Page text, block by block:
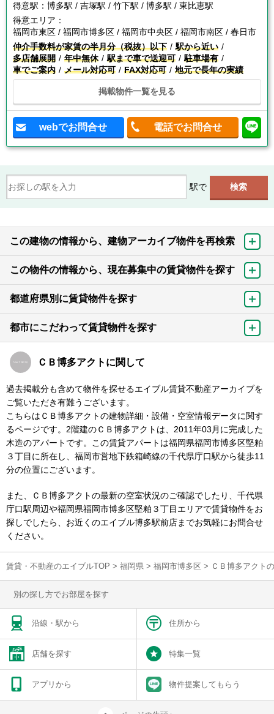
得意駅： 博多駅 / 吉塚駅 / 竹下駅 / 博多駅 / 東比恵駅
得意エリア：
福岡市東区 / 福岡市博多区 / 福岡市中央区 / 福岡市南区 / 春日市
仲介手数料が家賃の半月分（税抜）以下
駅から近い
多店舗展開
年中無休 駅まで車で送迎可
駐車場有
車でご案内
メール対応可 FAX対応可 地元で長年の実績
掲載物件一覧を見る
webでお問合せ 電話でお問合せ
駅で
この建物の情報から、建物アーカイブ物件を再検索
この物件の情報から、現在募集中の賃貸物件を探す
都道府県別に賃貸物件を探す
都市にこだわって賃貸物件を探す
ＣＢ博多アクトに関して
過去掲載分も含めて物件を探せるエイブル賃貸不動産アーカイブを
ご覧いただき有難うございます。
こちらはＣＢ博多アクトの建物詳細・設備・空室情報データに関す
るページです。2階建のＣＢ博多アクトは、2011年03月に完成した
木造のアパートです。この賃貸アパートは福岡県福岡市博多区堅粕
３丁目に所在し、福岡市営地下鉄箱崎線の千代県庁口駅から徒歩11
分の位置にございます。
また、ＣＢ博多アクトの最新の空室状況のご確認でしたり、千代県
庁口駅周辺や福岡県福岡市博多区堅粕３丁目エリアで賃貸物件をお
探しでしたら、お近くのエイブル博多駅前店までお気軽にお問合せ
ください。
賃貸・不動産のエイブルTOP > 福岡県 > 福岡市博多区 > ＣＢ博多アクト
別の探し方でお部屋を探す
沿線・駅から 住所から
店舗を探す 特集一覧
アプリから 物件提案してもらう